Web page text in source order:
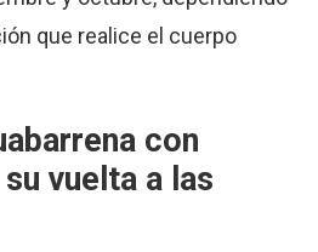
que realice el cuerpo
con
vuelta a las